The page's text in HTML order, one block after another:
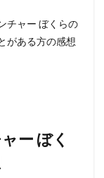
チャー ぼくらの
がある方の感想
ー ぼく